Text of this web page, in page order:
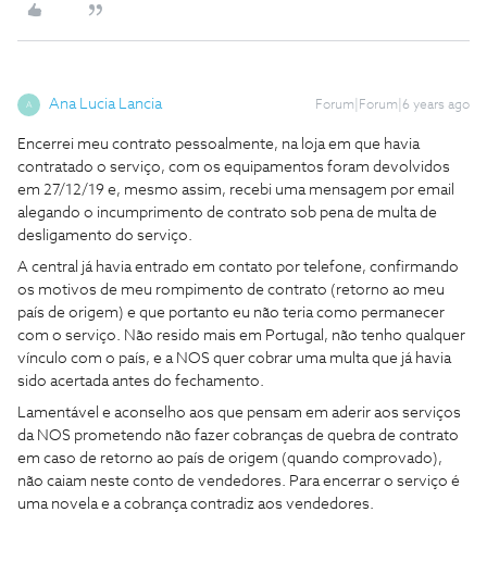
A Ana Lucia Lancia Forum|Forum|6 years ago
Encerrei meu contrato pessoalmente, na loja em que havia
contratado o serviço, com os equipamentos foram devolvidos
em 27/12/19 e, mesmo assim, recebi uma mensagem por email
alegando o incumprimento de contrato sob pena de multa de
desligamento do serviço.
A central já havia entrado em contato por telefone, confirmando
os motivos de meu rompimento de contrato (retorno ao meu
país de origem) e que portanto eu não teria como permanecer
com o serviço. Não resido mais em Portugal, não tenho qualquer
vínculo com o país, e a NOS quer cobrar uma multa que já havia
sido acertada antes do fechamento.
Lamentável e aconselho aos que pensam em aderir aos serviços
da NOS prometendo não fazer cobranças de quebra de contrato
em caso de retorno ao país de origem (quando comprovado),
não caiam neste conto de vendedores. Para encerrar o serviço é
uma novela e a cobrança contradiz aos vendedores.